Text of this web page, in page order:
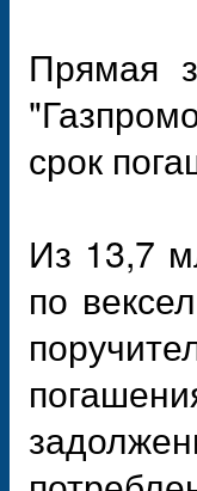
Прямая
срок
Из 13,7
по